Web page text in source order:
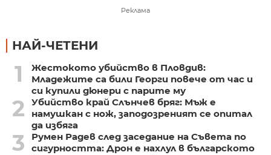
Реклама
НАЙ-ЧЕТЕНИ
1
Жестокото убийство в Пловдив:
Младежите са били Георги повече от час и
си купили дюнери с парите му
2
Убийство край Слънчев бряг: Мъж е
намушкан с нож, заподозреният се опитал
да избяга
3
Румен Радев след заседание на Съвета по
сигурността: Дрон е нахлул в българското